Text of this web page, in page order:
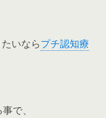
いならプチ認知療
で、